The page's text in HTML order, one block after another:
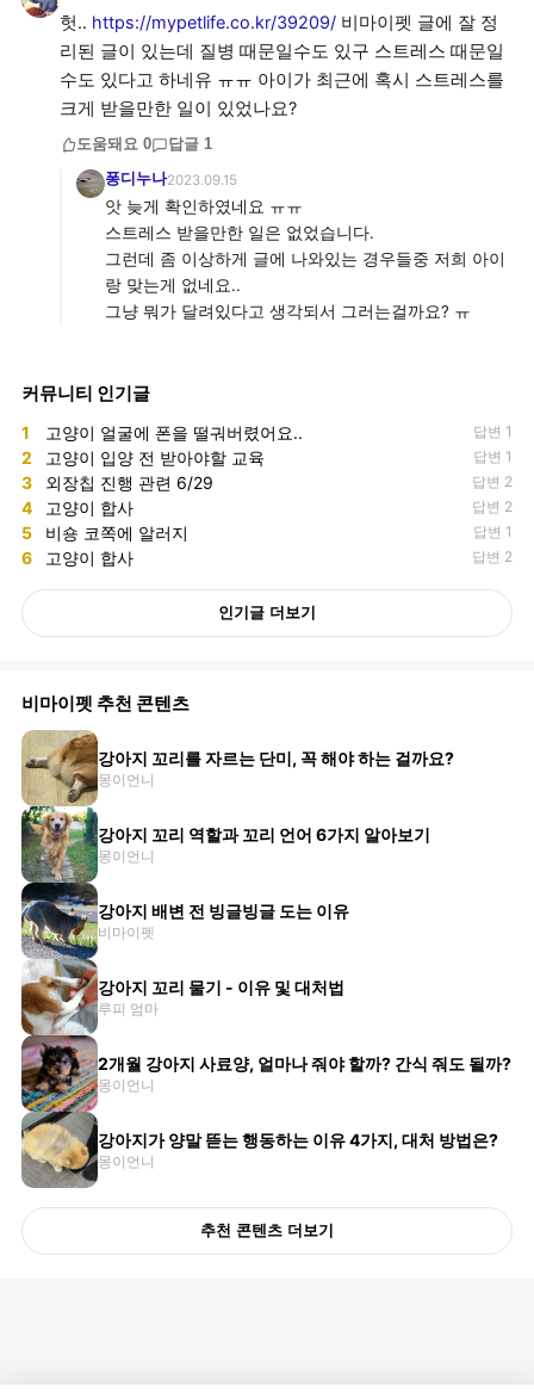
헛.. https://mypetlife.co.kr/39209/ 비마이펫 글에 잘 정
리된 글이 있는데 질병 때문일수도 있구 스트레스 때문일
수도 있다고 하네유 ㅠㅠ 아이가 최근에 혹시 스트레스를
크게 받을만한 일이 있었나요?
도움돼요 0 답글 1
퐁디누나2023.09.15
앗 늦게 확인하였네요 ㅠㅠ
스트레스 받을만한 일은 없었습니다.
그런데 좀 이상하게 글에 나와있는 경우들중 저희 아이
랑 맞는게 없네요..
그냥 뭐가 달려있다고 생각되서 그러는걸까요? ㅠ
커뮤니티 인기글
1 고양이 얼굴에 폰을 떨궈버렸어요.. 답변 1
2 고양이 입양 전 받아야할 교육 답변 1
3 외장칩 진행 관련 6/29 답변 2
4 고양이 합사 답변 2
5 비숑 코쪽에 알러지 답변 1
6 고양이 합사 답변 2
인기글 더보기
비마이펫 추천 콘텐츠
강아지 꼬리를 자르는 단미, 꼭 해야 하는 걸까요?
몽이언니
강아지 꼬리 역할과 꼬리 언어 6가지 알아보기
몽이언니
강아지 배변 전 빙글빙글 도는 이유
비마이펫
강아지 꼬리 물기 - 이유 및 대처법
루피 엄마
2개월 강아지 사료양, 얼마나 줘야 할까? 간식 줘도 될까?
몽이언니
강아지가 양말 뜯는 행동하는 이유 4가지, 대처 방법은?
몽이언니
추천 콘텐츠 더보기